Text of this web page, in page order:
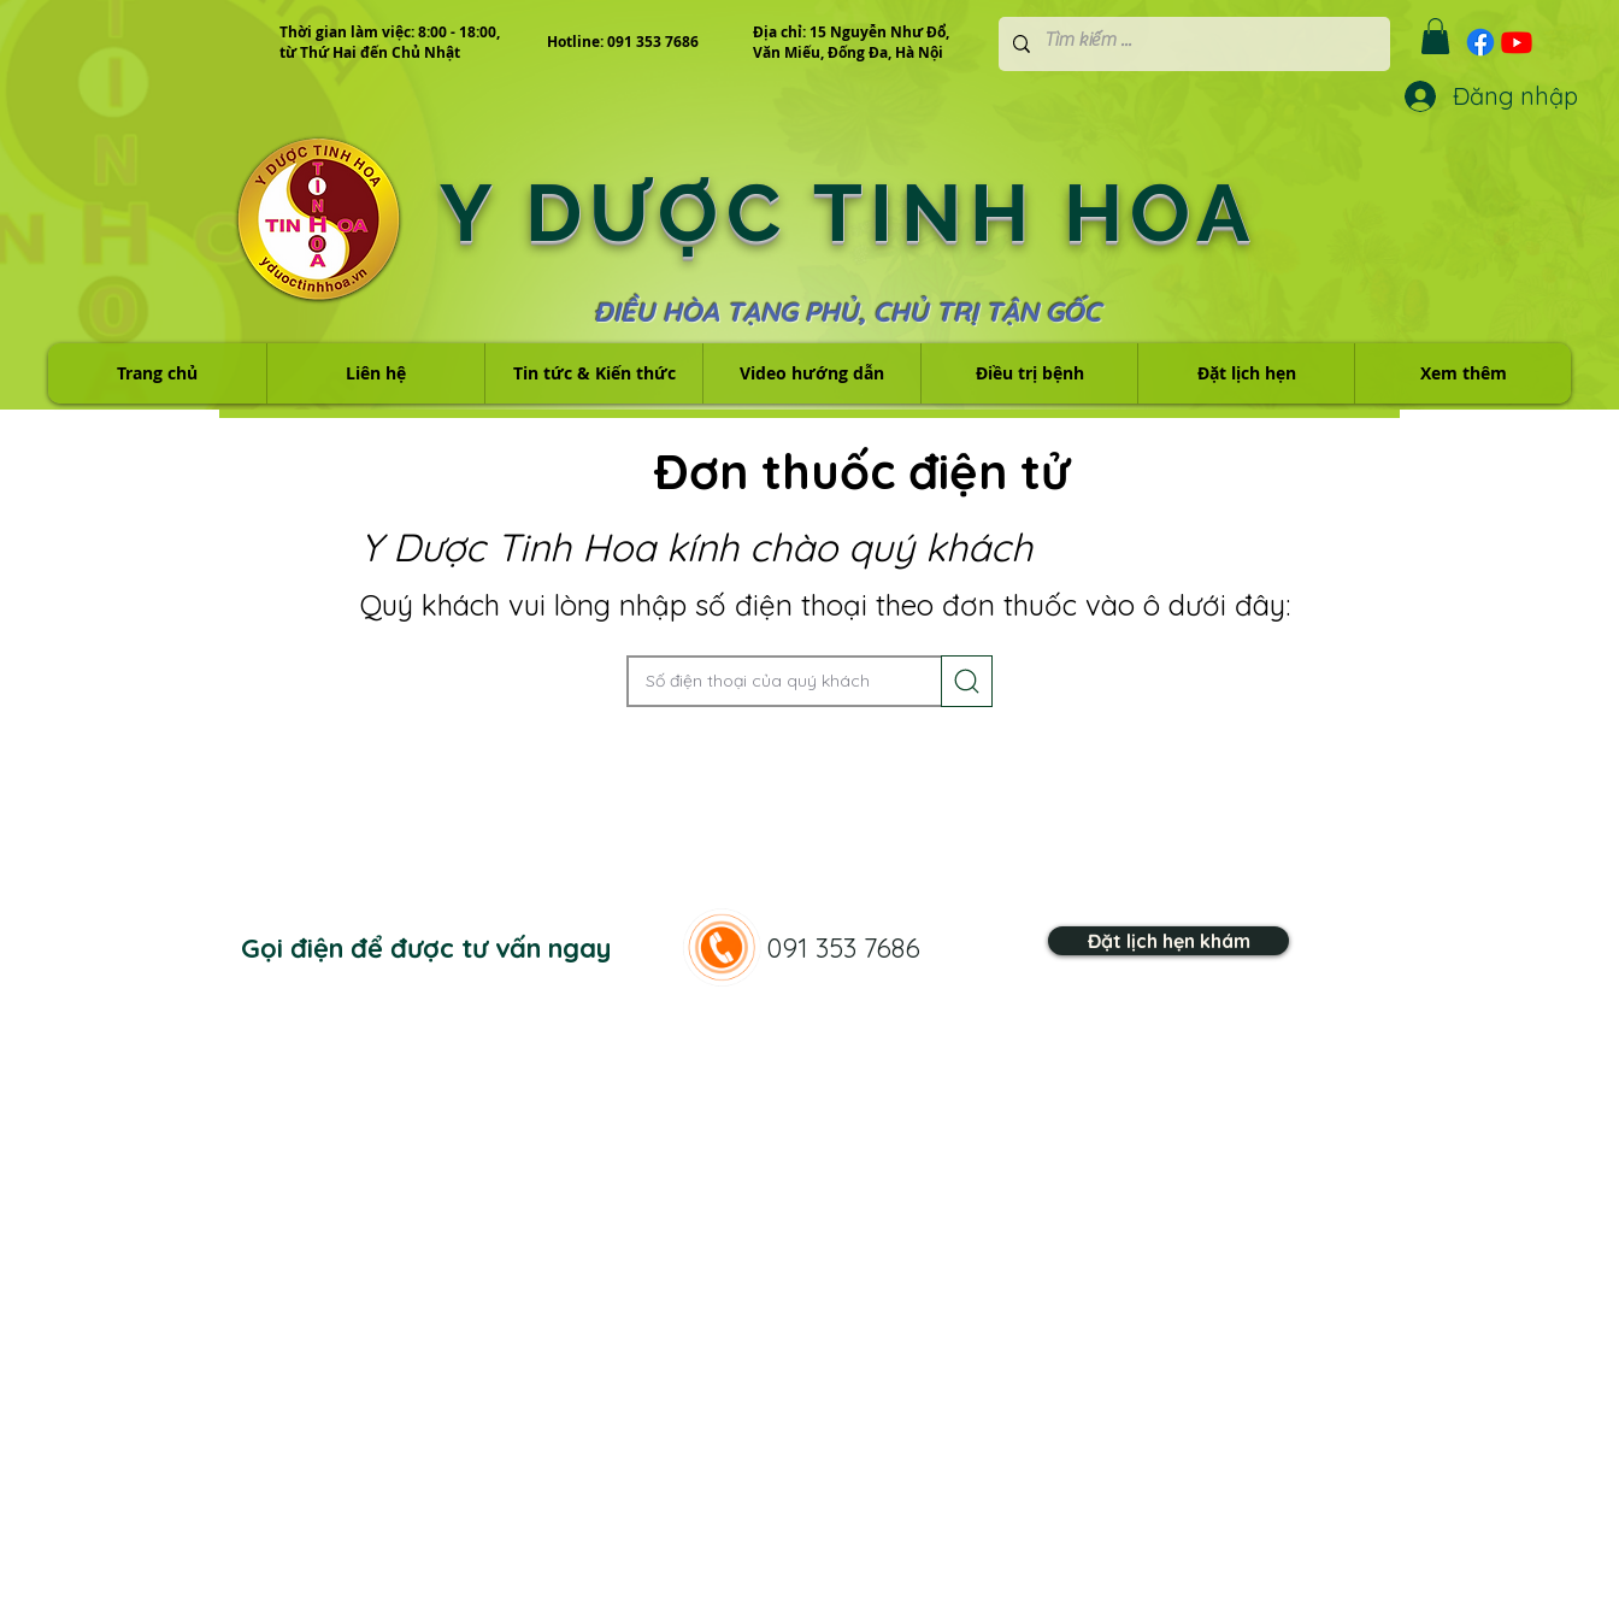
Đăng nhập
Thời gian làm việc: 8:00 - 18:00,
từ Thứ Hai đến Chủ Nhật
Hotline: 091 353 7686
Địa chỉ: 15 Nguyễn Như Đổ,
Văn Miếu, Đống Đa, Hà Nội
Y DƯỢC TINH HOA
ĐIỀU HÒA TẠNG PHỦ, CHỦ TRỊ TẬN GỐC
Trang chủ Liên hệ Tin tức & Kiến thức Video hướng dẫn Điều trị bệnh Đặt lịch hẹn Xem thêm
Đơn thuốc điện tử
Y Dược Tinh Hoa kính chào quý khách
Quý khách vui lòng nhập số điện thoại theo đơn thuốc vào ô dưới đây:
Gọi điện để được tư vấn ngay 091 353 7686 Đặt lịch hẹn khám